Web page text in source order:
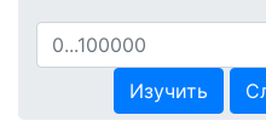
Изучить